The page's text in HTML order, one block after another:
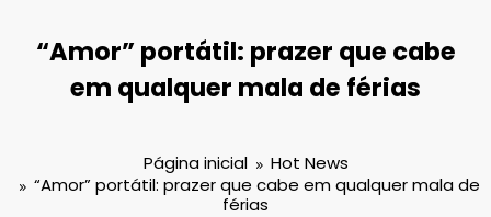
“Amor” portátil: prazer que cabe
em qualquer mala de férias
Página inicial
Hot News
“Amor” portátil: prazer que cabe em qualquer mala de
férias